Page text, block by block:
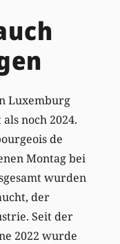
Luxemburg
noch 2024.
de
Montag bei
wurden
der
Seit der
2022 wurde